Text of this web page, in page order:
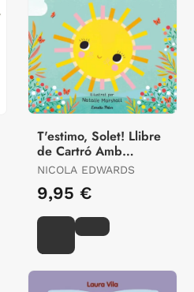
T'estimo, Solet! Llibre
de Cartró Amb
Troquells
NICOLA EDWARDS
9,95 €